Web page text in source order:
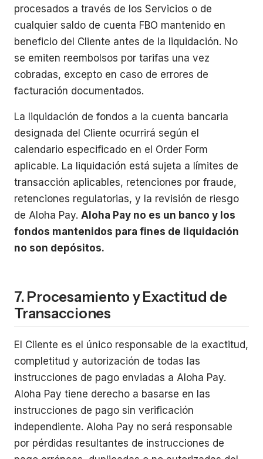
procesados a través de los Servicios o de
cualquier saldo de cuenta FBO mantenido en
beneficio del Cliente antes de la liquidación. No
se emiten reembolsos por tarifas una vez
cobradas, excepto en caso de errores de
facturación documentados.
La liquidación de fondos a la cuenta bancaria
designada del Cliente ocurrirá según el
calendario especificado en el Order Form
aplicable. La liquidación está sujeta a límites de
transacción aplicables, retenciones por fraude,
retenciones regulatorias, y la revisión de riesgo
de Aloha Pay. Aloha Pay no es un banco y los
fondos mantenidos para fines de liquidación
no son depósitos.
7. Procesamiento y Exactitud de
Transacciones
El Cliente es el único responsable de la exactitud,
completitud y autorización de todas las
instrucciones de pago enviadas a Aloha Pay.
Aloha Pay tiene derecho a basarse en las
instrucciones de pago sin verificación
independiente. Aloha Pay no será responsable
por pérdidas resultantes de instrucciones de